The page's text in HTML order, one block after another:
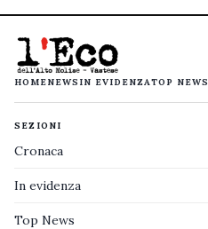
HOMENEWS IN EVIDENZATOP NEWS
SEZIONI
Cronaca
In evidenza
Top News